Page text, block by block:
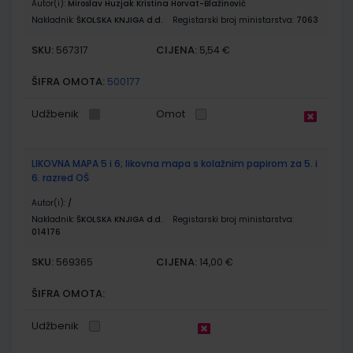
Autor(i): Miroslav Huzjak Kristina Horvat-Blažinović
Nakladnik: ŠKOLSKA KNJIGA d.d. Registarski broj ministarstva: 7063
SKU: 567317 CIJENA: 5,54 €
ŠIFRA OMOTA: 500177
Udžbenik Omot
LIKOVNA MAPA 5 i 6; likovna mapa s kolažnim papirom za 5. i
6. razred OŠ
Autor(i): /
Nakladnik: ŠKOLSKA KNJIGA d.d.
Registarski broj ministarstva:
014176
SKU: 569365 CIJENA: 14,00 €
ŠIFRA OMOTA:
Udžbenik